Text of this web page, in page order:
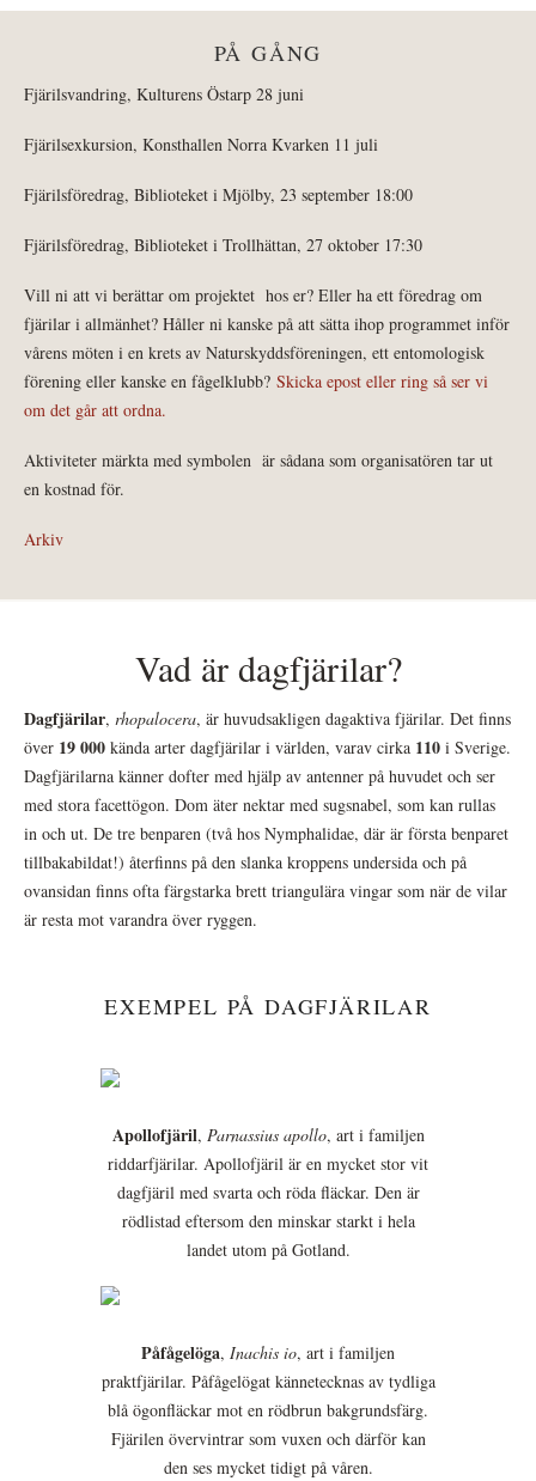
PÅ GÅNG
Fjärilsvandring, Kulturens Östarp 28 juni
Fjärilsexkursion, Konsthallen Norra Kvarken 11 juli
Fjärilsföredrag, Biblioteket i Mjölby, 23 september 18:00
Fjärilsföredrag, Biblioteket i Trollhättan, 27 oktober 17:30
Vill ni att vi berättar om projektet hos er? Eller ha ett föredrag om
fjärilar i allmänhet? Håller ni kanske på att sätta ihop programmet inför
vårens möten i en krets av Naturskyddsföreningen, ett entomologisk
förening eller kanske en fågelklubb? Skicka epost eller ring så ser vi
om det går att ordna.
Aktiviteter märkta med symbolen är sådana som organisatören tar ut
en kostnad för.
Arkiv
Vad är dagfjärilar?
Dagfjärilar, rhopalocera, är huvudsakligen dagaktiva fjärilar. Det finns
över 19 000 kända arter dagfjärilar i världen, varav cirka 110 i Sverige.
Dagfjärilarna känner dofter med hjälp av antenner på huvudet och ser
med stora facettögon. Dom äter nektar med sugsnabel, som kan rullas
in och ut. De tre benparen (två hos Nymphalidae, där är första benparet
tillbakabildat!) återfinns på den slanka kroppens undersida och på
ovansidan finns ofta färgstarka brett triangulära vingar som när de vilar
är resta mot varandra över ryggen.
EXEMPEL PÅ DAGFJÄRILAR
Apollofjäril, Parnassius apollo, art i familjen
riddarfjärilar. Apollofjäril är en mycket stor vit
dagfjäril med svarta och röda fläckar. Den är
rödlistad eftersom den minskar starkt i hela
landet utom på Gotland.
Påfågelöga, Inachis io, art i familjen
praktfjärilar. Påfågelögat kännetecknas av tydliga
blå ögonfläckar mot en rödbrun bakgrundsfärg.
Fjärilen övervintrar som vuxen och därför kan
den ses mycket tidigt på våren.